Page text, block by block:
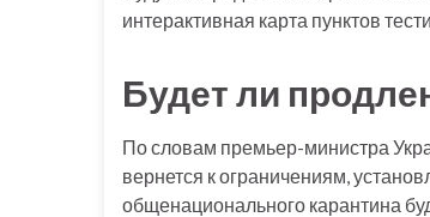
интерактивная карта пунктов
Будет ли
По словам премьер-министра
вернется к ограничениям,
общенационального карантина